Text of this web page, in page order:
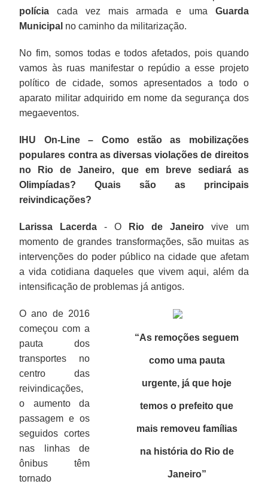
polícia cada vez mais armada e uma Guarda
Municipal no caminho da militarização.
No fim, somos todas e todos afetados, pois quando
vamos às ruas manifestar o repúdio a esse projeto
político de cidade, somos apresentados a todo o
aparato militar adquirido em nome da segurança dos
megaeventos.
IHU On-Line – Como estão as mobilizações
populares contra as diversas violações de direitos
no Rio de Janeiro, que em breve sediará as
Olimpíadas? Quais são as principais
reivindicações?
Larissa Lacerda - O Rio de Janeirovive um
momento de grandes transformações, são muitas as
intervenções do poder público na cidade que afetam
a vida cotidiana daqueles que vivem aqui, além da
intensificação de problemas já antigos.
“As remoções seguem
como uma pauta
urgente, já que hoje
temos o prefeito que
mais removeu famílias
na história do Rio de
Janeiro”
O ano de 2016
começou com a
pauta dos
transportes no
centro das
reivindicações,
o aumento da
passagem e os
seguidos cortes
nas linhas de
ônibus têm
tornado